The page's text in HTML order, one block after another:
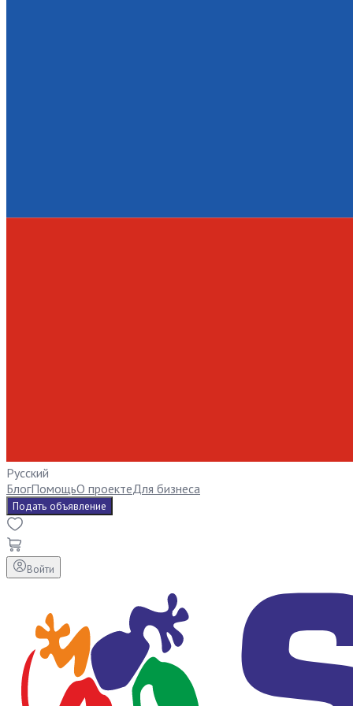
Русский
БлогПомощьО проектеДля бизнеса
Подать объявление
Войти